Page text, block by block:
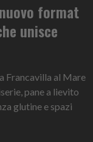
format
unisce
Francavilla al Mare
pane a lievito
glutine e spazi